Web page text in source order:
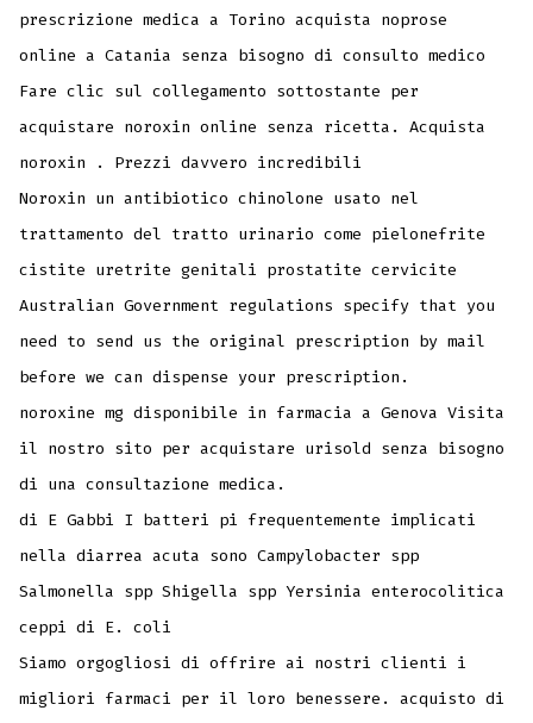
prescrizione medica a Torino acquista noprose
online a Catania senza bisogno di consulto medico
Fare clic sul collegamento sottostante per
acquistare noroxin online senza ricetta. Acquista
noroxin . Prezzi davvero incredibili
Noroxin un antibiotico chinolone usato nel
trattamento del tratto urinario come pielonefrite
cistite uretrite genitali prostatite cervicite
Australian Government regulations specify that you
need to send us the original prescription by mail
before we can dispense your prescription.
noroxine mg disponibile in farmacia a Genova Visita
il nostro sito per acquistare urisold senza bisogno
di una consultazione medica.
di E Gabbi I batteri pi frequentemente implicati
nella diarrea acuta sono Campylobacter spp
Salmonella spp Shigella spp Yersinia enterocolitica
ceppi di E. coli
Siamo orgogliosi di offrire ai nostri clienti i
migliori farmaci per il loro benessere. acquisto di